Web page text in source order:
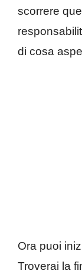
scorrere
di cosa
Ora puoi
Troverai la